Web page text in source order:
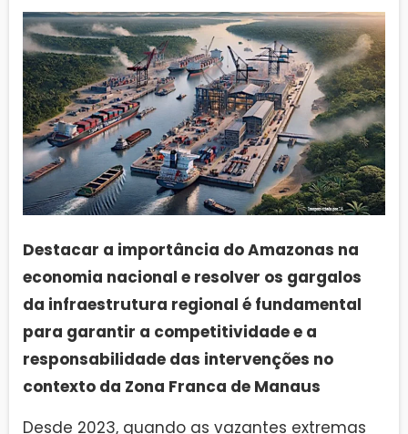
Destacar a importância do Amazonas na
economia nacional e resolver os gargalos
da infraestrutura regional é fundamental
para garantir a competitividade e a
responsabilidade das intervenções no
contexto da Zona Franca de Manaus
Desde 2023, quando as vazantes extremas